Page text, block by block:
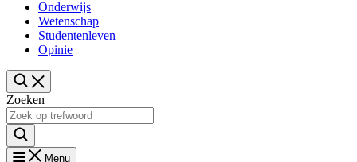
Onderwijs
Wetenschap
Studentenleven
Opinie
Zoeken
Menu